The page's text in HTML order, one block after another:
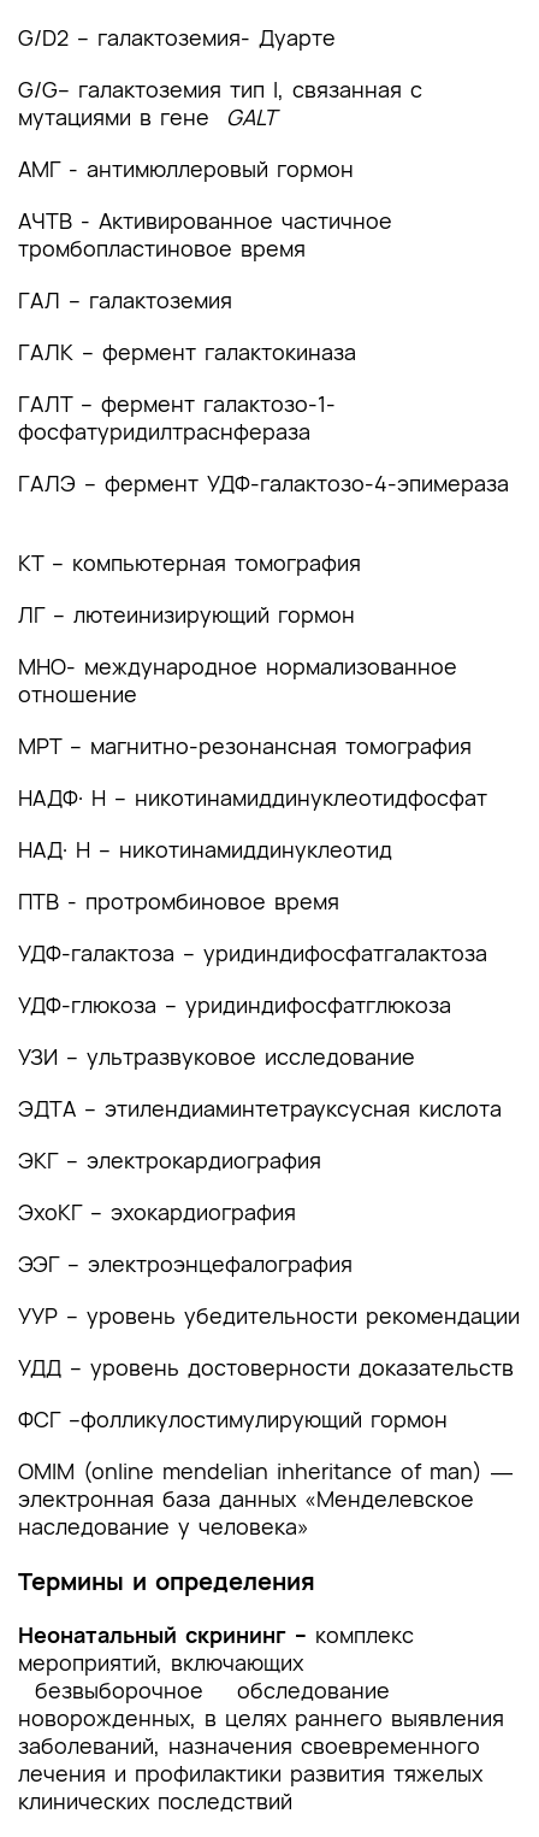
1.6 Клиническая картина заболевания или
состояния (группы заболеваний или
состояний)
2. Диагностика заболевания или состояния
(группы заболеваний или состояний)
медицинские показания и противопоказания к
применению методов диагностики
2.1 Жалобы и анамнез
2.2 Физикальное обследование
2.3 Лабораторные диагностические
исследования
2.4 Инструментальные диагностические
3. Лечение, включая медикаментозную и
обезболивание, медицинские показания и
лечения
курортное лечение, медицинские показания и
медицинской реабилитации, в том числе
лечебных факторов
5. Профилактика и диспансерное наблюдение,
применению методов профилактики
6. Организация оказания медицинской помощи
7. Дополнительная информация (в том числе
состояния)
Критерии оценки качества медицинской
разработке и пересмотру клинических
клинических рекомендаций
Приложение А3. Справочные материалы,
включая соответствие показаний к
применению и противопоказаний, способов
инструкции по применению лекарственного
Приложение Б. Алгоритмы действий врача
Приложение В. Информация для пациента
Приложение Г1-ГN. Шкалы оценки, вопросники
и другие оценочные инструменты состояния
пациента, приведенные в клинических
G/D2 – галактоземия- Дуарте
G/G– галактоземия тип I, связанная с
мутациями в гене GALT
АМГ - антимюллеровый гормон
АЧТВ - Активированное частичное
тромбопластиновое время
ГАЛ – галактоземия
ГАЛК – фермент галактокиназа
ГАЛТ – фермент галактозо-1-
фосфатуридилтраснфераза
ГАЛЭ – фермент УДФ-галактозо-4-эпимераза
КТ – компьютерная томография
ЛГ – лютеинизирующий гормон
МНО- международное нормализованное
отношение
МРТ – магнитно-резонансная томография
НАДФ·Н – никотинамиддинуклеотидфосфат
НАД·Н – никотинамиддинуклеотид
ПТВ - протромбиновое время
УДФ-галактоза – уридиндифосфатгалактоза
УДФ-глюкоза – уридиндифосфатглюкоза
УЗИ – ультразвуковое исследование
ЭДТА – этилендиаминтетрауксусная кислота
ЭКГ – электрокардиография
ЭхоКГ – эхокардиография
ЭЭГ – электроэнцефалография
УУР – уровень убедительности рекомендации
УДД – уровень достоверности доказательств
ФСГ –фолликулостимулирующий гормон
OMIM (online mendelian inheritance of man) ―
электронная база данных «Менделевское
наследование у человека»
Термины и определения
Неонатальный скрининг – комплекс
мероприятий, включающих
безвыборочное обследование
новорожденных, в целях раннего выявления
заболеваний, назначения своевременного
лечения и профилактики развития тяжелых
клинических последствий